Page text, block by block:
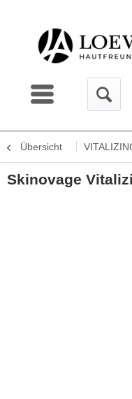
Übersicht
Skinovage